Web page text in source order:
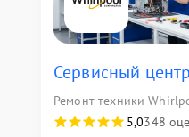
Сервисный
Ремонт техники
5,0348